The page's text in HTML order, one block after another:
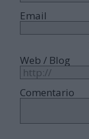
Email
Web / Blog
Comentario